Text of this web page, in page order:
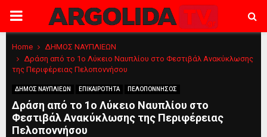
PRIMARY
MENU
Home
ΔΗΜΟΣ ΝΑΥΠΛΙΕΩΝ
Δράση από το 1ο Λύκειο Ναυπλίου στο Φεστιβάλ Ανακύκλωσης
της Περιφέρειας Πελοποννήσου
ΔΗΜΟΣ ΝΑΥΠΛΙΕΩΝ ΕΠΙΚΑΙΡΟΤΗΤΑ ΠΕΛΟΠΟΝΝΗΣΟΣ
Δράση από το 1ο Λύκειο Ναυπλίου στο
Φεστιβάλ Ανακύκλωσης της Περιφέρειας
Πελοποννήσου